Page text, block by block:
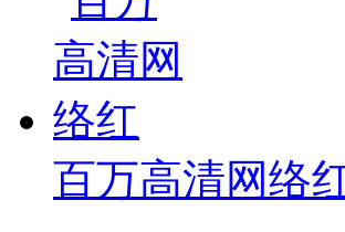
百万高清网络